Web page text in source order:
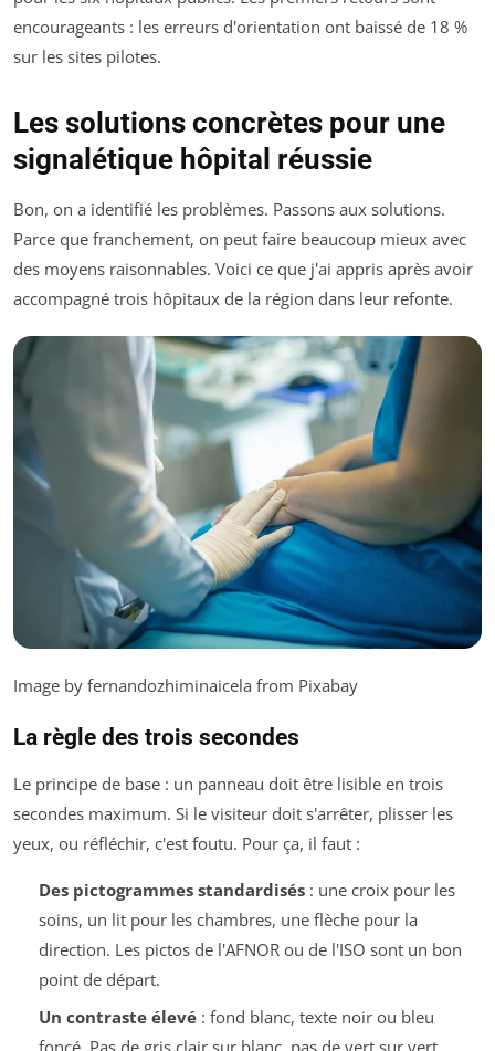
encourageants : les erreurs d'orientation ont baissé de 18 %
sur les sites pilotes.
Les solutions concrètes pour une
signalétique hôpital réussie
Bon, on a identifié les problèmes. Passons aux solutions.
Parce que franchement, on peut faire beaucoup mieux avec
des moyens raisonnables. Voici ce que j'ai appris après avoir
accompagné trois hôpitaux de la région dans leur refonte.
Image by fernandozhiminaicela from Pixabay
La règle des trois secondes
Le principe de base : un panneau doit être lisible en trois
secondes maximum. Si le visiteur doit s'arrêter, plisser les
yeux, ou réfléchir, c'est foutu. Pour ça, il faut :
Des pictogrammes standardisés: une croix pour les
soins, un lit pour les chambres, une flèche pour la
direction. Les pictos de l'AFNOR ou de l'ISO sont un bon
point de départ.
Un contraste élevé: fond blanc, texte noir ou bleu